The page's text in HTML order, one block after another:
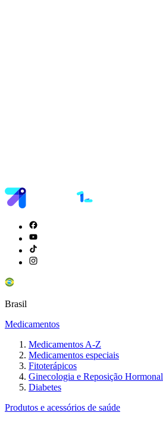
Brasil
Medicamentos
Medicamentos A-Z
Medicamentos especiais
Fitoterápicos
Ginecologia e Reposição Hormonal
Diabetes
Produtos e acessórios de saúde